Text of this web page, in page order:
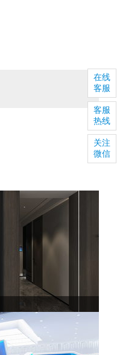
在线
客服
客服
热线
关注
微信